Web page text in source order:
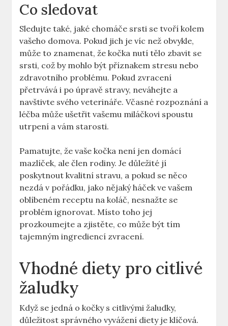
Co sledovat
Sledujte také, jaké chomáče srsti se tvoří kolem
vašeho domova. Pokud jich je víc než obvykle,
může to znamenat, že kočka nutí tělo zbavit se
srsti, což by mohlo být příznakem stresu nebo
zdravotního problému. Pokud zvracení
přetrvává i po úpravě stravy, neváhejte a
navštivte svého veterináře. Včasné rozpoznání a
léčba může ušetřit vašemu miláčkovi spoustu
utrpení a vám starosti.
Pamatujte, že vaše kočka není jen domácí
mazlíček, ale člen rodiny. Je důležité jí
poskytnout kvalitní stravu, a pokud se něco
nezdá v pořádku, jako nějaký háček ve vašem
oblíbeném receptu na koláč, nesnažte se
problém ignorovat. Místo toho jej
prozkoumejte a zjistěte, co může být tím
tajemným ingrediencí zvracení.
Vhodné diety pro citlivé
žaludky
Když se jedná o kočky s citlivými žaludky,
důležitost správného vyvážení diety je klíčová.